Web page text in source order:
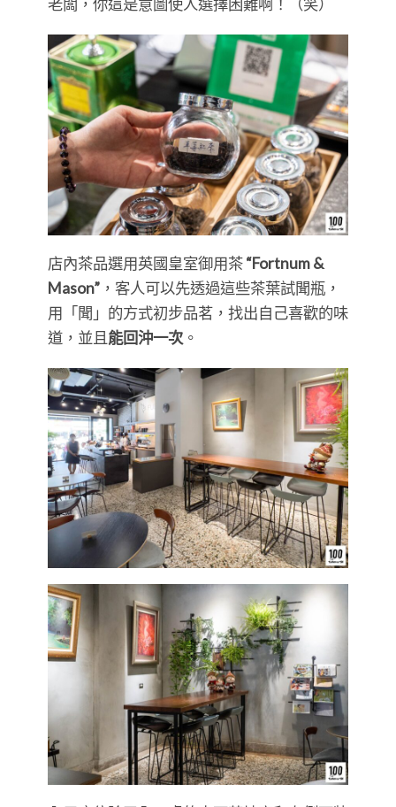
老闆，你這是意圖使人選擇困難啊！（笑）
店內茶品選用英國皇室御用茶“Fortnum &
Mason” ，客人可以先透過這些茶葉試聞瓶，
用「聞」的方式初步品茗，找出自己喜歡的味
道，並且能回沖一次 。